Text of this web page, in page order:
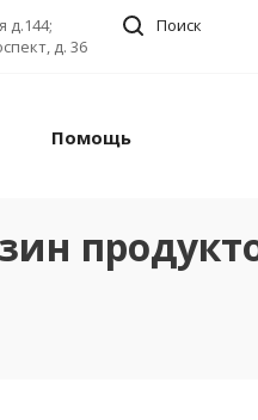
д.144;
д. 36
Поиск
Помощь